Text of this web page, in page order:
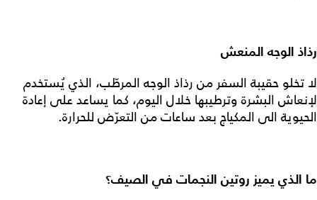
رذاذ الوجه المنعش
لا تخلو حقيبة السفر من رذاذ الوجه المرطّب، الذي يُستخدم
لإنعاش البشرة وترطيبها خلال اليوم، كما يساعد على إعادة
الحيوية الى المكياج بعد ساعات من التعرّض للحرارة.
ما الذي يميز روتين النجمات في الصيف؟